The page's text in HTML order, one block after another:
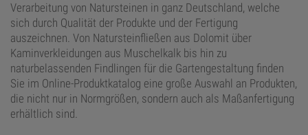
Verarbeitung von Natursteinen in ganz Deutschland, welche
sich durch Qualität der Produkte und der Fertigung
auszeichnen. Von Natursteinfließen aus Dolomit über
Kaminverkleidungen aus Muschelkalk bis hin zu
naturbelassenden Findlingen für die Gartengestaltung finden
Sie im Online-Produktkatalog eine große Auswahl an Produkten,
die nicht nur in Normgrößen, sondern auch als Maßanfertigung
erhältlich sind.